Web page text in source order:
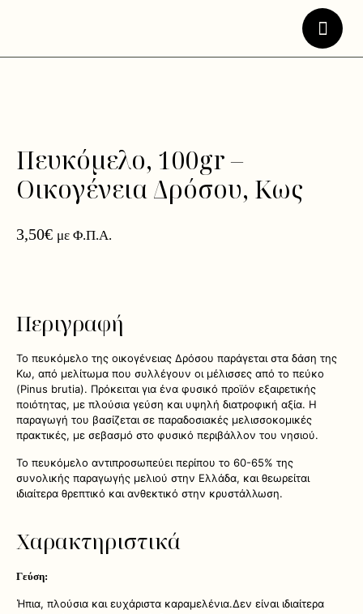
Πευκόμελο, 100gr –
Οικογένεια Δρόσου, Κως
3,50€ με Φ.Π.Α.
Περιγραφή
Το πευκόμελο της οικογένειας Δρόσου παράγεται στα δάση της
Κω, από μελίτωμα που συλλέγουν οι μέλισσες από το πεύκο
(Pinus brutia). Πρόκειται για ένα φυσικό προϊόν εξαιρετικής
ποιότητας, με πλούσια γεύση και υψηλή διατροφική αξία. Η
παραγωγή του βασίζεται σε παραδοσιακές μελισσοκομικές
πρακτικές, με σεβασμό στο φυσικό περιβάλλον του νησιού.
Το πευκόμελο αντιπροσωπεύει περίπου το 60-65% της
συνολικής παραγωγής μελιού στην Ελλάδα, και θεωρείται
ιδιαίτερα θρεπτικό και ανθεκτικό στην κρυστάλλωση.
Χαρακτηριστικά
Γεύση:
Ήπια, πλούσια και ευχάριστα καραμελένια.Δεν είναι ιδιαίτερα